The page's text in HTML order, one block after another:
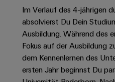
spezifischen
Anforderungen
in
der
Gebäudeinfrastruktur
Gerätehersteller
Innovative
Weidmüller
Configurator
Workplace
Solutions
Halbleiterrelais
Trennverstärker
und
Messumformer
Stromversorgungen
Akkreditiertes
Labor
Support
und
Zertifikate
Presse
Duales
Studium
Schülerpraktika
Erfolgreiche
Karrierewege
Im Verlauf des 4-jährigen
absolvierst Du Dein
Ausbildung. Während des
Fokus auf der Ausbildung
dem Kennenlernen des
ersten Jahr beginnst Du